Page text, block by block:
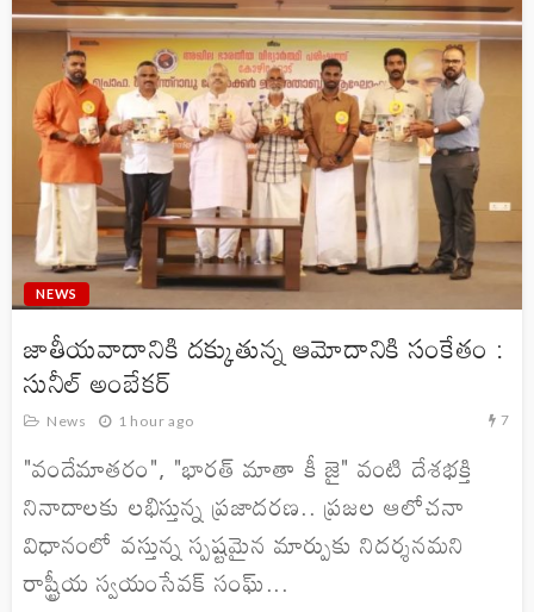
NEWS
జాతీయవాదానికి దక్కుతున్న ఆమోదానికి సంకేతం :
సునీల్ అంబేకర్
News 1 hour ago 7
"వందేమాతరం", "భారత్ మాతా కీ జై" వంటి దేశభక్తి
నినాదాలకు లభిస్తున్న ప్రజాదరణ.. ప్రజల ఆలోచనా
విధానంలో వస్తున్న స్పష్టమైన మార్పుకు నిదర్శనమని
రాష్ట్రీయ స్వయంసేవక్ సంఘ్...